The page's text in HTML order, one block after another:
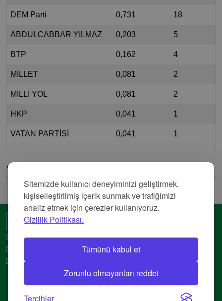
Sitemizde kullanıcı deneyiminizi geliştirmek,
kişiselleştirilmiş içerik sunmak ve trafiğimizi
analiz etmek için çerezler kullanıyoruz.
Gizlilik Politikası.
Tümünü kabul et
Zorunlu olmayanları reddet
Tercihler
DEM Parti 0,731 18
ABDULCABBAR YILMAZ 0,203 5
BTP 0,162 4
MİLLET 0,081 2
MİLLİ YOL 0,081 2
HKP 0,041 1
VATAN PARTİSİ 0,041 1
Yorumlar
🌍 Başka bir dil
Gizlilik Politikası
Hizmet Şartları
Künye
© 2018-2026 AtlasBig.com